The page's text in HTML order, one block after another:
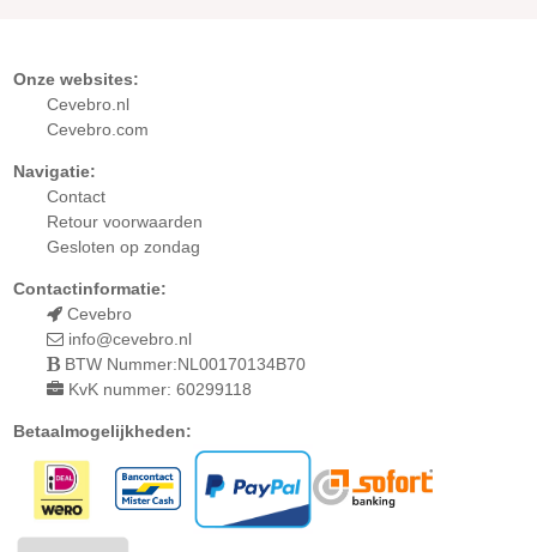
Onze websites:
Cevebro.nl
Cevebro.com
Navigatie:
Contact
Retour voorwaarden
Gesloten op zondag
Contactinformatie:
Cevebro
info@cevebro.nl
BTW Nummer:NL00170134B70
KvK nummer: 60299118
Betaalmogelijkheden: